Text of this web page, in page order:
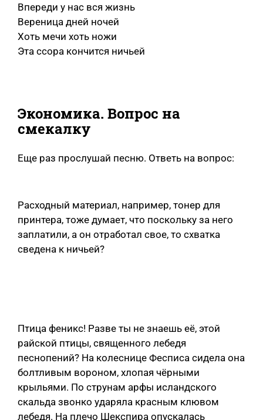
Впереди у нас вся жизнь
Вереница дней ночей
Хоть мечи хоть ножи
Эта ссора кончится ничьей
Экономика. Вопрос на
смекалку
Еще раз прослушай песню. Ответь на вопрос:
Расходный материал, например, тонер для
принтера, тоже думает, что поскольку за него
заплатили, а он отработал свое, то схватка
сведена к ничьей?
Птица феникс! Разве ты не знаешь её, этой
райской птицы, священного лебедя
песнопений? На колеснице Фесписа сидела она
болтливым вороном, хлопая чёрными
крыльями. По струнам арфы исландского
скальда звонко ударяла красным клювом
лебедя. На плечо Шекспира опускалась